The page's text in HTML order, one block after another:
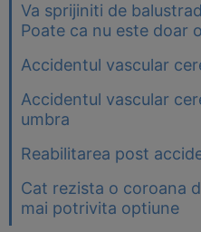
Va sprijiniti de
Poate ca nu este doar
Accidentul vascular
Accidentul vascular
umbra
Reabilitarea post
Cat rezista o coroana
mai potrivita optiune